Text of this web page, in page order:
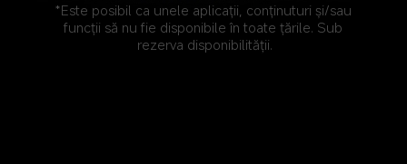
*Este posibil ca unele aplicații, conținuturi și/sau
funcții să nu fie disponibile în toate țările. Sub
rezerva disponibilității.